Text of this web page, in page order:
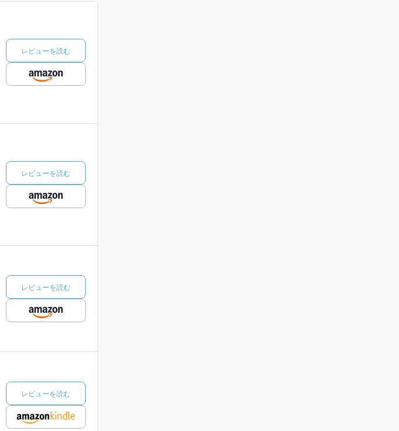
レビューを読む
レビューを読む
レビューを読む
レビューを読む